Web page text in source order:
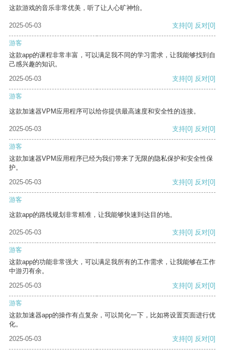
这款游戏的音乐非常优美，听了让人心旷神怡。
2025-05-03 支持[0] 反对[0]
游客
这款app的课程非常丰富，可以满足我不同的学习需求，让我能够找到自
己感兴趣的知识。
2025-05-03
支持[0] 反对[0]
游客
这款加速器VPM应用程序可以给你提供最高速度和安全性的连接。
2025-05-03 支持[0] 反对[0]
游客
这款加速器VPM应用程序已经为我们带来了无限的隐私保护和安全性保
护。
2025-05-03
支持[0] 反对[0]
游客
这款app的路线规划非常精准，让我能够快速到达目的地。
2025-05-03 支持[0] 反对[0]
游客
这款app的功能非常强大，可以满足我所有的工作需求，让我能够在工作
中游刃有余。
2025-05-03
支持[0] 反对[0]
游客
这款加速器app的操作有点复杂，可以简化一下，比如将设置页面进行优
化。
2025-05-03
支持[0] 反对[0]